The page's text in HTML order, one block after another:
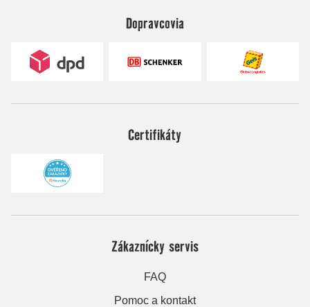
Dopravcovia
Certifikáty
Zákaznícky servis
FAQ
Pomoc a kontakt